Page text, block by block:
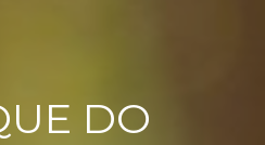
DO